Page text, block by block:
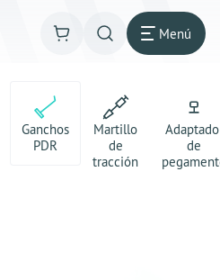
Menú
Ganchos
PDR
Martillo
de
tracción
de